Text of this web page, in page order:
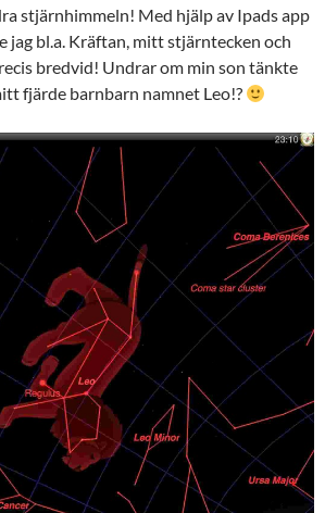
stjärnhimmeln! Med hjälp av Ipads app
jag bl.a. Kräftan, mitt stjärntecken och
bredvid! Undrar om min son tänkte
fjärde barnbarn namnet Leo!?